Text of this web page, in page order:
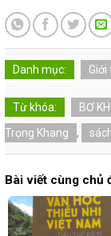
Danh mục: Giới
Từ khóa: BƠ
Trọng Khang
,
Bài viết cùng chủ